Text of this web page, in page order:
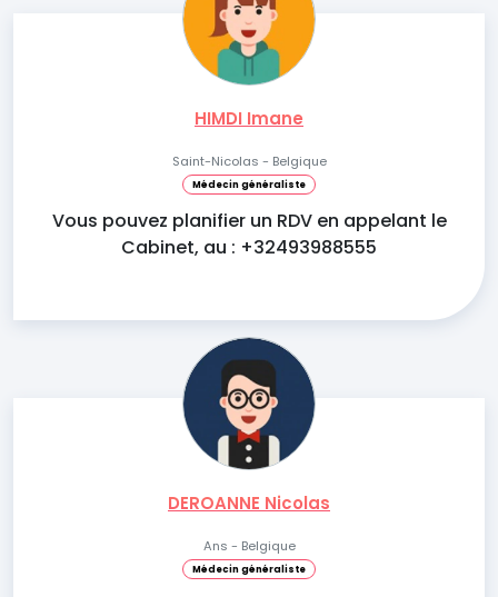
HIMDI Imane
Saint-Nicolas - Belgique
Médecin généraliste
Vous pouvez planifier un RDV en appelant le
Cabinet, au : +32493988555
DEROANNE Nicolas
Ans - Belgique
Médecin généraliste